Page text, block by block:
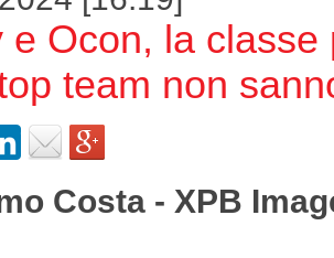
e Ocon, la classe
team non
Costa - XPB